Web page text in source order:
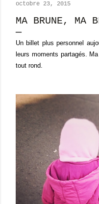
octobre 23, 2015
MA BRUNE, MA
Un billet plus personnel
leurs moments partagés.
tout rond.